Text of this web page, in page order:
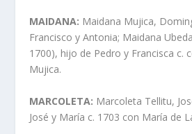
MAIDANA: Maidana Mujica,
Francisco y Antonia; Maidana
1700), hijo de Pedro y Francisca c.
Mujica.
MARCOLETA: Marcoleta Tellitu,
José y Marí­a c. 1703 con Marí­a de